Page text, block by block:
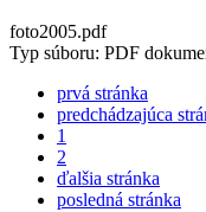
foto2005.pdf
Typ súboru: PDF
prvá stránka
predchádzajúca
1
2
ďalšia stránka
posledná stránka